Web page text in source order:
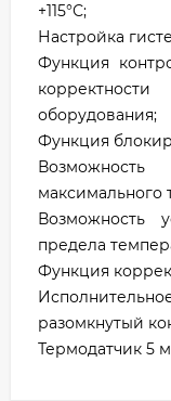
+115°С;
Настройка
Функция
оборудования;
Функция
максимального
Возможность
предела
Функция
разомкнутый
Термодатчик 5